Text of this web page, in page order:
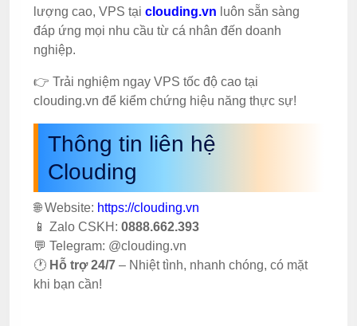
lượng cao, VPS tại clouding.vn luôn sẵn sàng
đáp ứng mọi nhu cầu từ cá nhân đến doanh
nghiệp.
👉 Trải nghiệm ngay VPS tốc độ cao tại
clouding.vn để kiểm chứng hiệu năng thực sự!
Thông tin liên hệ
Clouding
🌐 Website: https://clouding.vn
📱 Zalo CSKH: 0888.662.393
💬 Telegram: @clouding.vn
🕐 Hỗ trợ 24/7 – Nhiệt tình, nhanh chóng, có mặt
khi bạn cần!